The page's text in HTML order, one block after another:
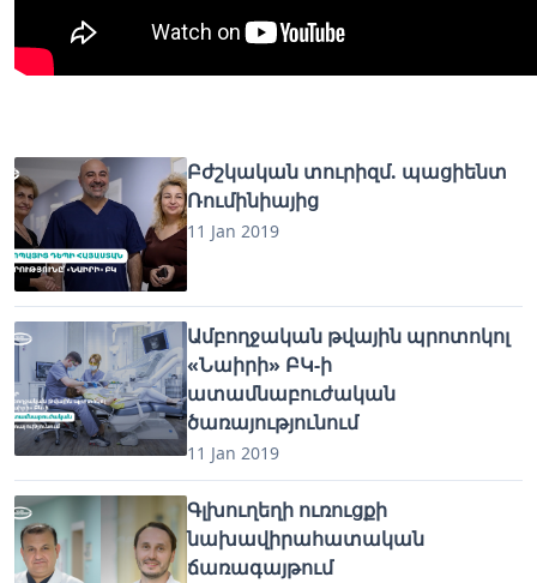
Բժշկական տուրիզմ. պացիենտ
Ռումինիայից
11 Jan 2019
Ամբողջական թվային պրոտոկոլ
«Նաիրի» ԲԿ-ի
ատամնաբուժական
ծառայությունում
11 Jan 2019
Գլխուղեղի ուռուցքի
նախավիրահատական
ճառագայթում